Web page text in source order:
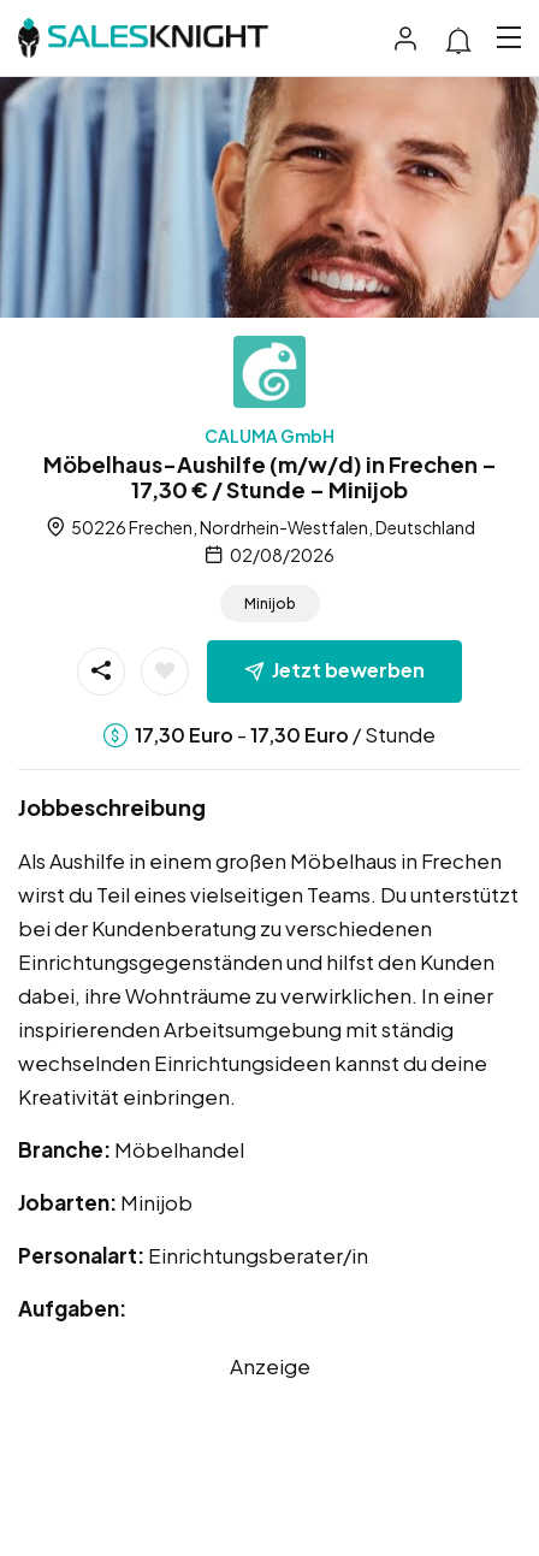
CALUMA GmbH
Möbelhaus-Aushilfe (m/w/d) in Frechen –
17,30 € / Stunde – Minijob
50226 Frechen, Nordrhein-Westfalen, Deutschland
02/08/2026
Minijob
Jetzt bewerben
17,30 Euro -17,30 Euro / Stunde
Jobbeschreibung
Als Aushilfe in einem großen Möbelhaus in Frechen
wirst du Teil eines vielseitigen Teams. Du unterstützt
bei der Kundenberatung zu verschiedenen
Einrichtungsgegenständen und hilfst den Kunden
dabei, ihre Wohnträume zu verwirklichen. In einer
inspirierenden Arbeitsumgebung mit ständig
wechselnden Einrichtungsideen kannst du deine
Kreativität einbringen.
Branche: Möbelhandel
Jobarten: Minijob
Personalart: Einrichtungsberater/in
Aufgaben:
Anzeige